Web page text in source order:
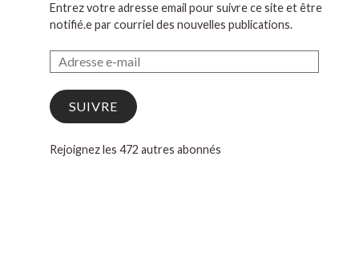
Entrez votre adresse email pour suivre ce site et être
notifié.e par courriel des nouvelles publications.
SUIVRE
Rejoignez les 472 autres abonnés